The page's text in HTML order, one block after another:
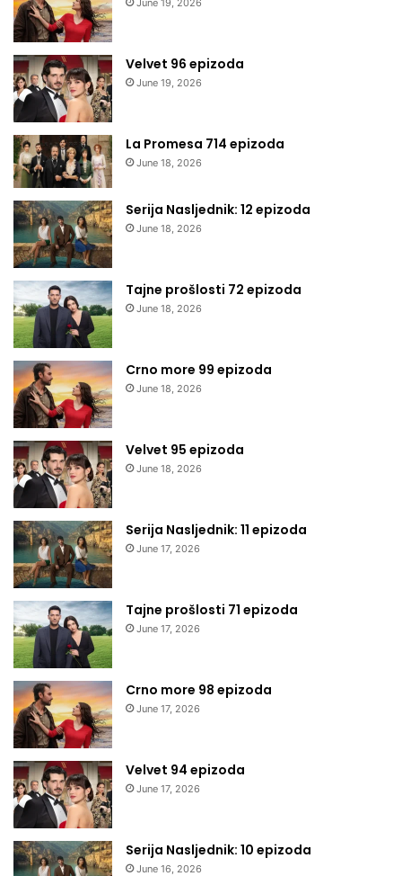
June 19, 2026
Velvet 96 epizoda
June 19, 2026
La Promesa 714 epizoda
June 18, 2026
Serija Nasljednik: 12 epizoda
June 18, 2026
Tajne prošlosti 72 epizoda
June 18, 2026
Crno more 99 epizoda
June 18, 2026
Velvet 95 epizoda
June 18, 2026
Serija Nasljednik: 11 epizoda
June 17, 2026
Tajne prošlosti 71 epizoda
June 17, 2026
Crno more 98 epizoda
June 17, 2026
Velvet 94 epizoda
June 17, 2026
Serija Nasljednik: 10 epizoda
June 16, 2026